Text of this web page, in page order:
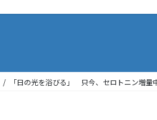
「日の光を浴びる」 只今、セロトニン増